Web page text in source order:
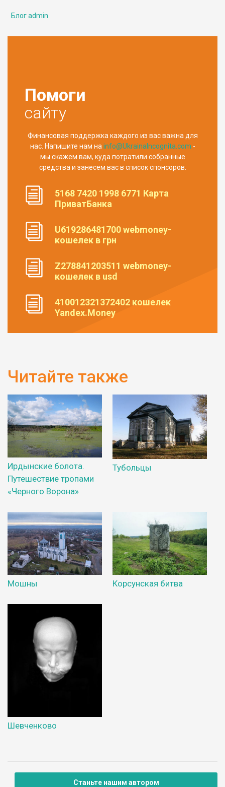
Блог admin
Помоги
сайту
Финансовая поддержка каждого из вас важна для
нас. Напишите нам на info@UkrainaIncognita.com -
мы скажем вам, куда потратили собранные
средства и занесем вас в список спонсоров.
5168 7420 1998 6771 Карта
ПриватБанка
U619286481700 webmoney-
кошелек в грн
Z278841203511 webmoney-
кошелек в usd
410012321372402 кошелек
Yandex.Money
Читайте также
Ирдынские болота.
Путешествие тропами
«Черного Ворона»
Тубольцы
Мошны Корсунская битва
Шевченково
Станьте нашим автором